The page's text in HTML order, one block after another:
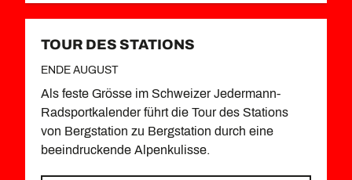
TOUR DES STATIONS
ENDE AUGUST
Als feste Grösse im Schweizer Jedermann-
Radsportkalender führt die Tour des Stations
von Bergstation zu Bergstation durch eine
beeindruckende Alpenkulisse.